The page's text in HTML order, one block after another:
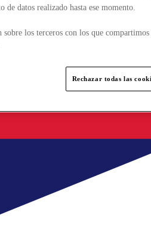
datos realizado hasta ese momento.
los terceros con los que
Rechazar todas las